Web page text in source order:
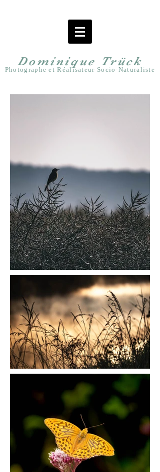
Dominique Trück
Photographe et Réalisateur Socio-Naturaliste